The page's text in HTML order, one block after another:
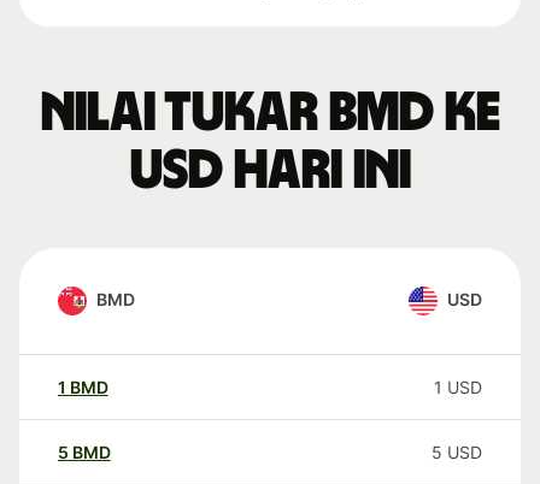
Nilai tukar BMD ke
USD hari ini
BMD USD
1 BMD 1 USD
5 BMD 5 USD